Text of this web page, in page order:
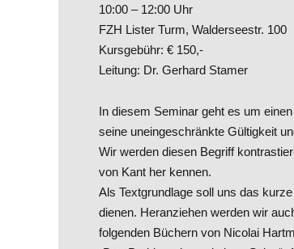
10:00 – 12:00 Uhr
FZH Lister Turm, Walderseestr. 100
Kursgebühr: € 150,-
Leitung: Dr. Gerhard Stamer
In diesem Seminar geht es um
seine uneingeschränkte Gültigkeit
Wir werden diesen Begriff
von Kant her kennen.
Als Textgrundlage soll uns das
dienen. Heranziehen werden wir
folgenden Büchern von Nicolai